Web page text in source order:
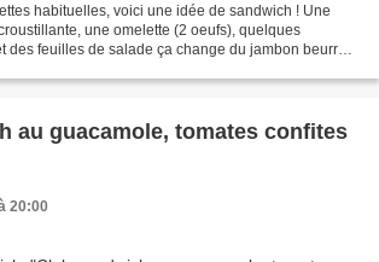
habituelles, voici une idée de sandwich ! Une
une omelette (2 oeufs), quelques
des feuilles de salade ça change du jambon beurre
au guacamole, tomates confites
20:00